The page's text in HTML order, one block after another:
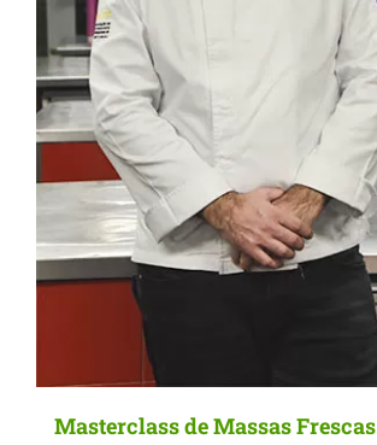
Masterclass de Massas Frescas